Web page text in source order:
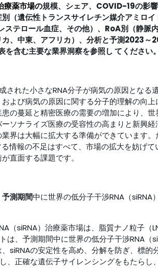
療薬市場の規模、シェア、COVID-19の影響
別（遺伝性トランスサイレチン媒介アミロ
ステロール血症、その他）、RoA別（静脈
カ、中東、アフリカ）、分析と予測2023
含む主要な業界洞察を参照し てください。
された小さなRNA分子が病気の原因となる
よび病気の原因に関する分子的理解の向
の蔓延と精密医療の需要の増加により、
ソナライズ医療の受容性の高まりと新興
界は大幅に拡大する準備ができています
情報の不足はすべて、市場の拡大を妨げ
直面する課題です。
予測期間中に世界の低分子干渉RNA（siRNA
（siRNA）治療薬市場は、脂質ナノ粒子（
は、予測期間中に世界の低分子干渉RNA（
siRNAの安定性を高め、分解を防ぎ、標
、正確な遺伝子サイレンシングをもたらし